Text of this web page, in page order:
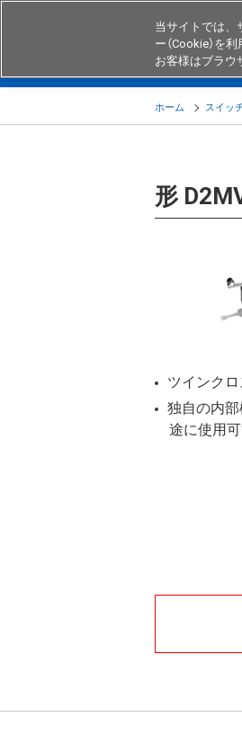
製品
ホーム スイッ
形
ツインク
独自の内
途に使用可
当サイトでは、
ー（Cookie）を
お客様はブラウ